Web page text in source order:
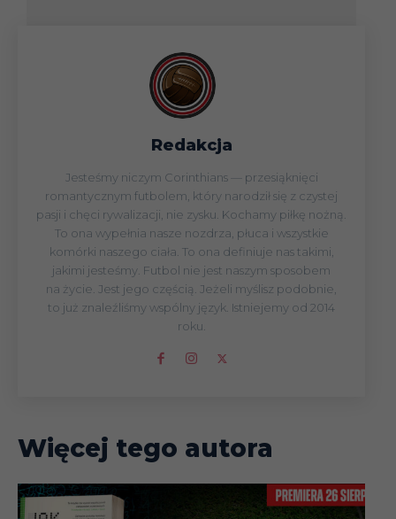
Redakcja
Jesteśmy niczym Corinthians — przesiąknięci
romantycznym futbolem, który narodził się z czystej
pasji i chęci rywalizacji, nie zysku. Kochamy piłkę nożną.
To ona wypełnia nasze nozdrza, płuca i wszystkie
komórki naszego ciała. To ona definiuje nas takimi,
jakimi jesteśmy. Futbol nie jest naszym sposobem
na życie. Jest jego częścią. Jeżeli myślisz podobnie,
to już znaleźliśmy wspólny język. Istniejemy od 2014
roku.
Więcej tego autora